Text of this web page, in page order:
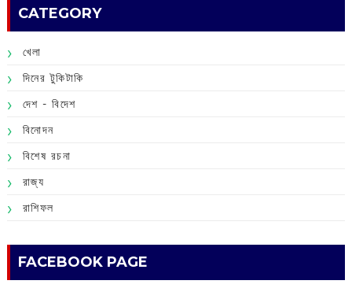
CATEGORY
খেলা
দিনের টুকিটাকি
দেশ - বিদেশ
বিনোদন
বিশেষ রচনা
রাজ্য
রাশিফল
FACEBOOK PAGE